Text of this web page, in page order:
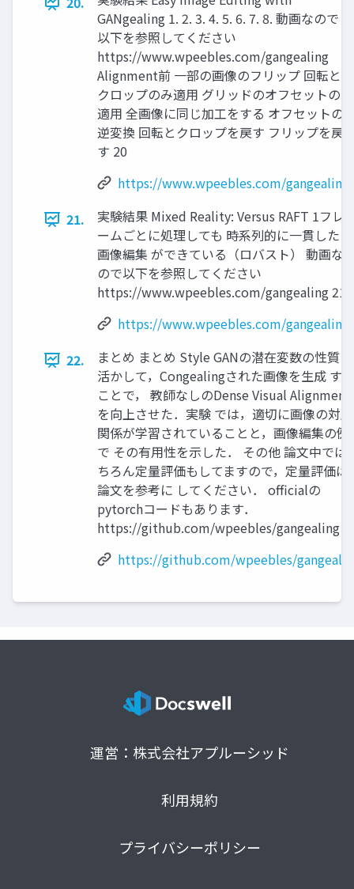
GANgealing 1. 2. 3. 4. 5. 6. 7. 8. 動画なので
以下を参照してください
https://www.wpeebles.com/gangealing
Alignment前 一部の画像のフリップ 回転と
クロップのみ適用 グリッドのオフセットの
適用 全画像に同じ加工をする オフセットの
逆変換 回転とクロップを戻す フリップを戻
す 20
https://www.wpeebles.com/gangealing
21.
実験結果 Mixed Reality: Versus RAFT 1フレ
ームごとに処理しても 時系列的に一貫した
画像編集 ができている（ロバスト） 動画な
ので以下を参照してください
https://www.wpeebles.com/gangealing 21
https://www.wpeebles.com/gangealing
22.
まとめ まとめ Style GANの潜在変数の性質を
活かして，Congealingされた画像を生成 する
ことで， 教師なしのDense Visual Alignment
を向上させた．実験 では，適切に画像の対応
関係が学習されていることと，画像編集の例
で その有用性を示した． その他 論文中では
ちろん定量評価もしてますので，定量評価は
論文を参考に してください． officialの
pytorchコードもあります．
https://github.com/wpeebles/gangealing
https://github.com/wpeebles/
運営：株式会社アプルーシッド
利用規約
プライバシーポリシー